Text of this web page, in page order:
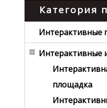
Категория
Интерактивные
Интерактивные
площадка